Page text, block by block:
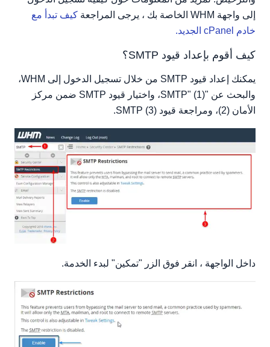
إلى واجهة WHM الخاصة بك ، يرجى المراجعة
كيف تبدأ مع
خادم cPanel الجديد.
كيف أقوم بإعداد قيود SMTP؟
يمكنك إعداد قيود SMTP من خلال تسجيل الدخول إلى WHM،
والبحث عن "SMTP" (1)، واختيار قيود SMTP ضمن مركز
الأمان (2)، ومراجعة قيود SMTP (3).
داخل الواجهة ، انقر فوق الزر "تمكين" لبدء الخدمة.